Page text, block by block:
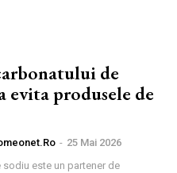
de
evita produsele de
- 25 Mai 2026
este un partener de